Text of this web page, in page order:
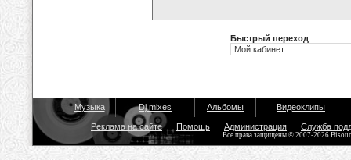
Быстрый переход
Музыка Dj mixes Альбомы Видеоклипы
Реклама на сайте Помощь Администрация Служба
Все права защищены © 2007-2026